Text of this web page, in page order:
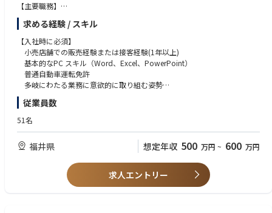
【主要職務】
１． Sasaki ブランド推進業務
・ブランド戦略の立案・推進
・Sasaki ブランド商品の店舗・EC展開戦略の企画・立案
・国内外でのブランド認知度向上
・Sasaki ブランドの売上・利益目標の策定と達成に向けた施策実行
２． 店長業務
・店舗運営、店舗内装レイアウト、店舗収支（PL）の把握と改善・実行
・工場見学プログラムの運営、店内イベントの企画・開催、地域イベン
ト参加
・ECサイト注文の受付・発送対応 など
【入社〜半年】
店頭業務の日常オペレーション(接客、販売、在庫管理、ディスプレイ )を
求める経験 / スキル
【入社時に必須】
小売店舗での販売経験または接客経験(1年以上)
基本的なPC スキル（Word、Excel、PowerPoint）
普通自動車運転免許
多岐にわたる業務に意欲的に取り組む姿勢
【歓迎要件】
眼鏡業界またはファッション関連業界での就業経験
英語、中国語、フランス語のいずれか、または複数
ブランディングまたはブランドマネジメント経験
商品企画またはMD（マーチャンダイジング）経験
写真・動画編集（Photoshop、Illustrator、After Effects、Premiere Pro
従業員数
51名
福井県 想定年収 500 万円 ~ 600 万円
求人エントリー